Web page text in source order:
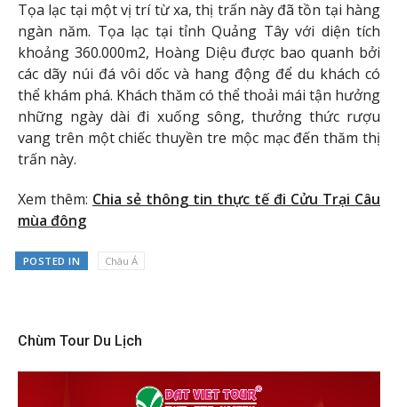
Tọa lạc tại một vị trí từ xa, thị trấn này đã tồn tại hàng
ngàn năm. Tọa lạc tại tỉnh Quảng Tây với diện tích
khoảng 360.000m2, Hoàng Diệu được bao quanh bởi
các dãy núi đá vôi dốc và hang động để du khách có
thể khám phá. Khách thăm có thể thoải mái tận hưởng
những ngày dài đi xuống sông, thưởng thức rượu
vang trên một chiếc thuyền tre mộc mạc đến thăm thị
trấn này.
Xem thêm: Chia sẻ thông tin thực tế đi Cửu Trại Câu
mùa đông
POSTED IN Châu Á
Chùm Tour Du Lịch